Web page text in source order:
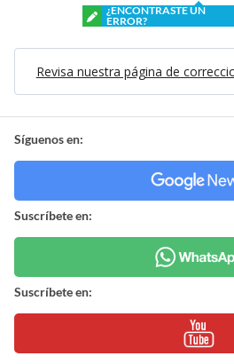
¿ENCONTRASTE UN
ERROR?
Revisa nuestra página de
Síguenos en:
Suscríbete en:
Suscríbete en: